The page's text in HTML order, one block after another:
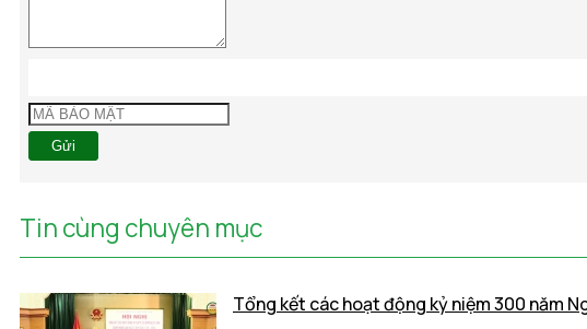
Gửi
Tin cùng chuyên mục
Tổng kết các hoạt động kỷ niệm 300 năm